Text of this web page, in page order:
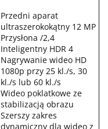
Przedni aparat
ultraszerokokątny 12 MP
Przysłona /2,4
Inteligentny HDR 4
Nagrywanie wideo HD
1080p przy 25 kl./s, 30
kl./s lub 60 kl./s
Wideo poklatkowe ze
stabilizacją obrazu
Szerszy zakres
dynamiczny dla wideo z